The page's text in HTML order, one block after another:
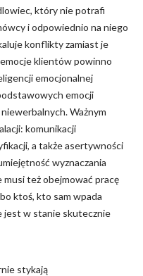
który nie potrafi
i odpowiednio na niego
konflikty zamiast je
klientów powinno
emocjonalnej
emocji
Ważnym
komunikacji
a także asertywności
wyznaczania
musi też obejmować pracę
ktoś, kto sam wpada
jest w stanie skutecznie
stykają